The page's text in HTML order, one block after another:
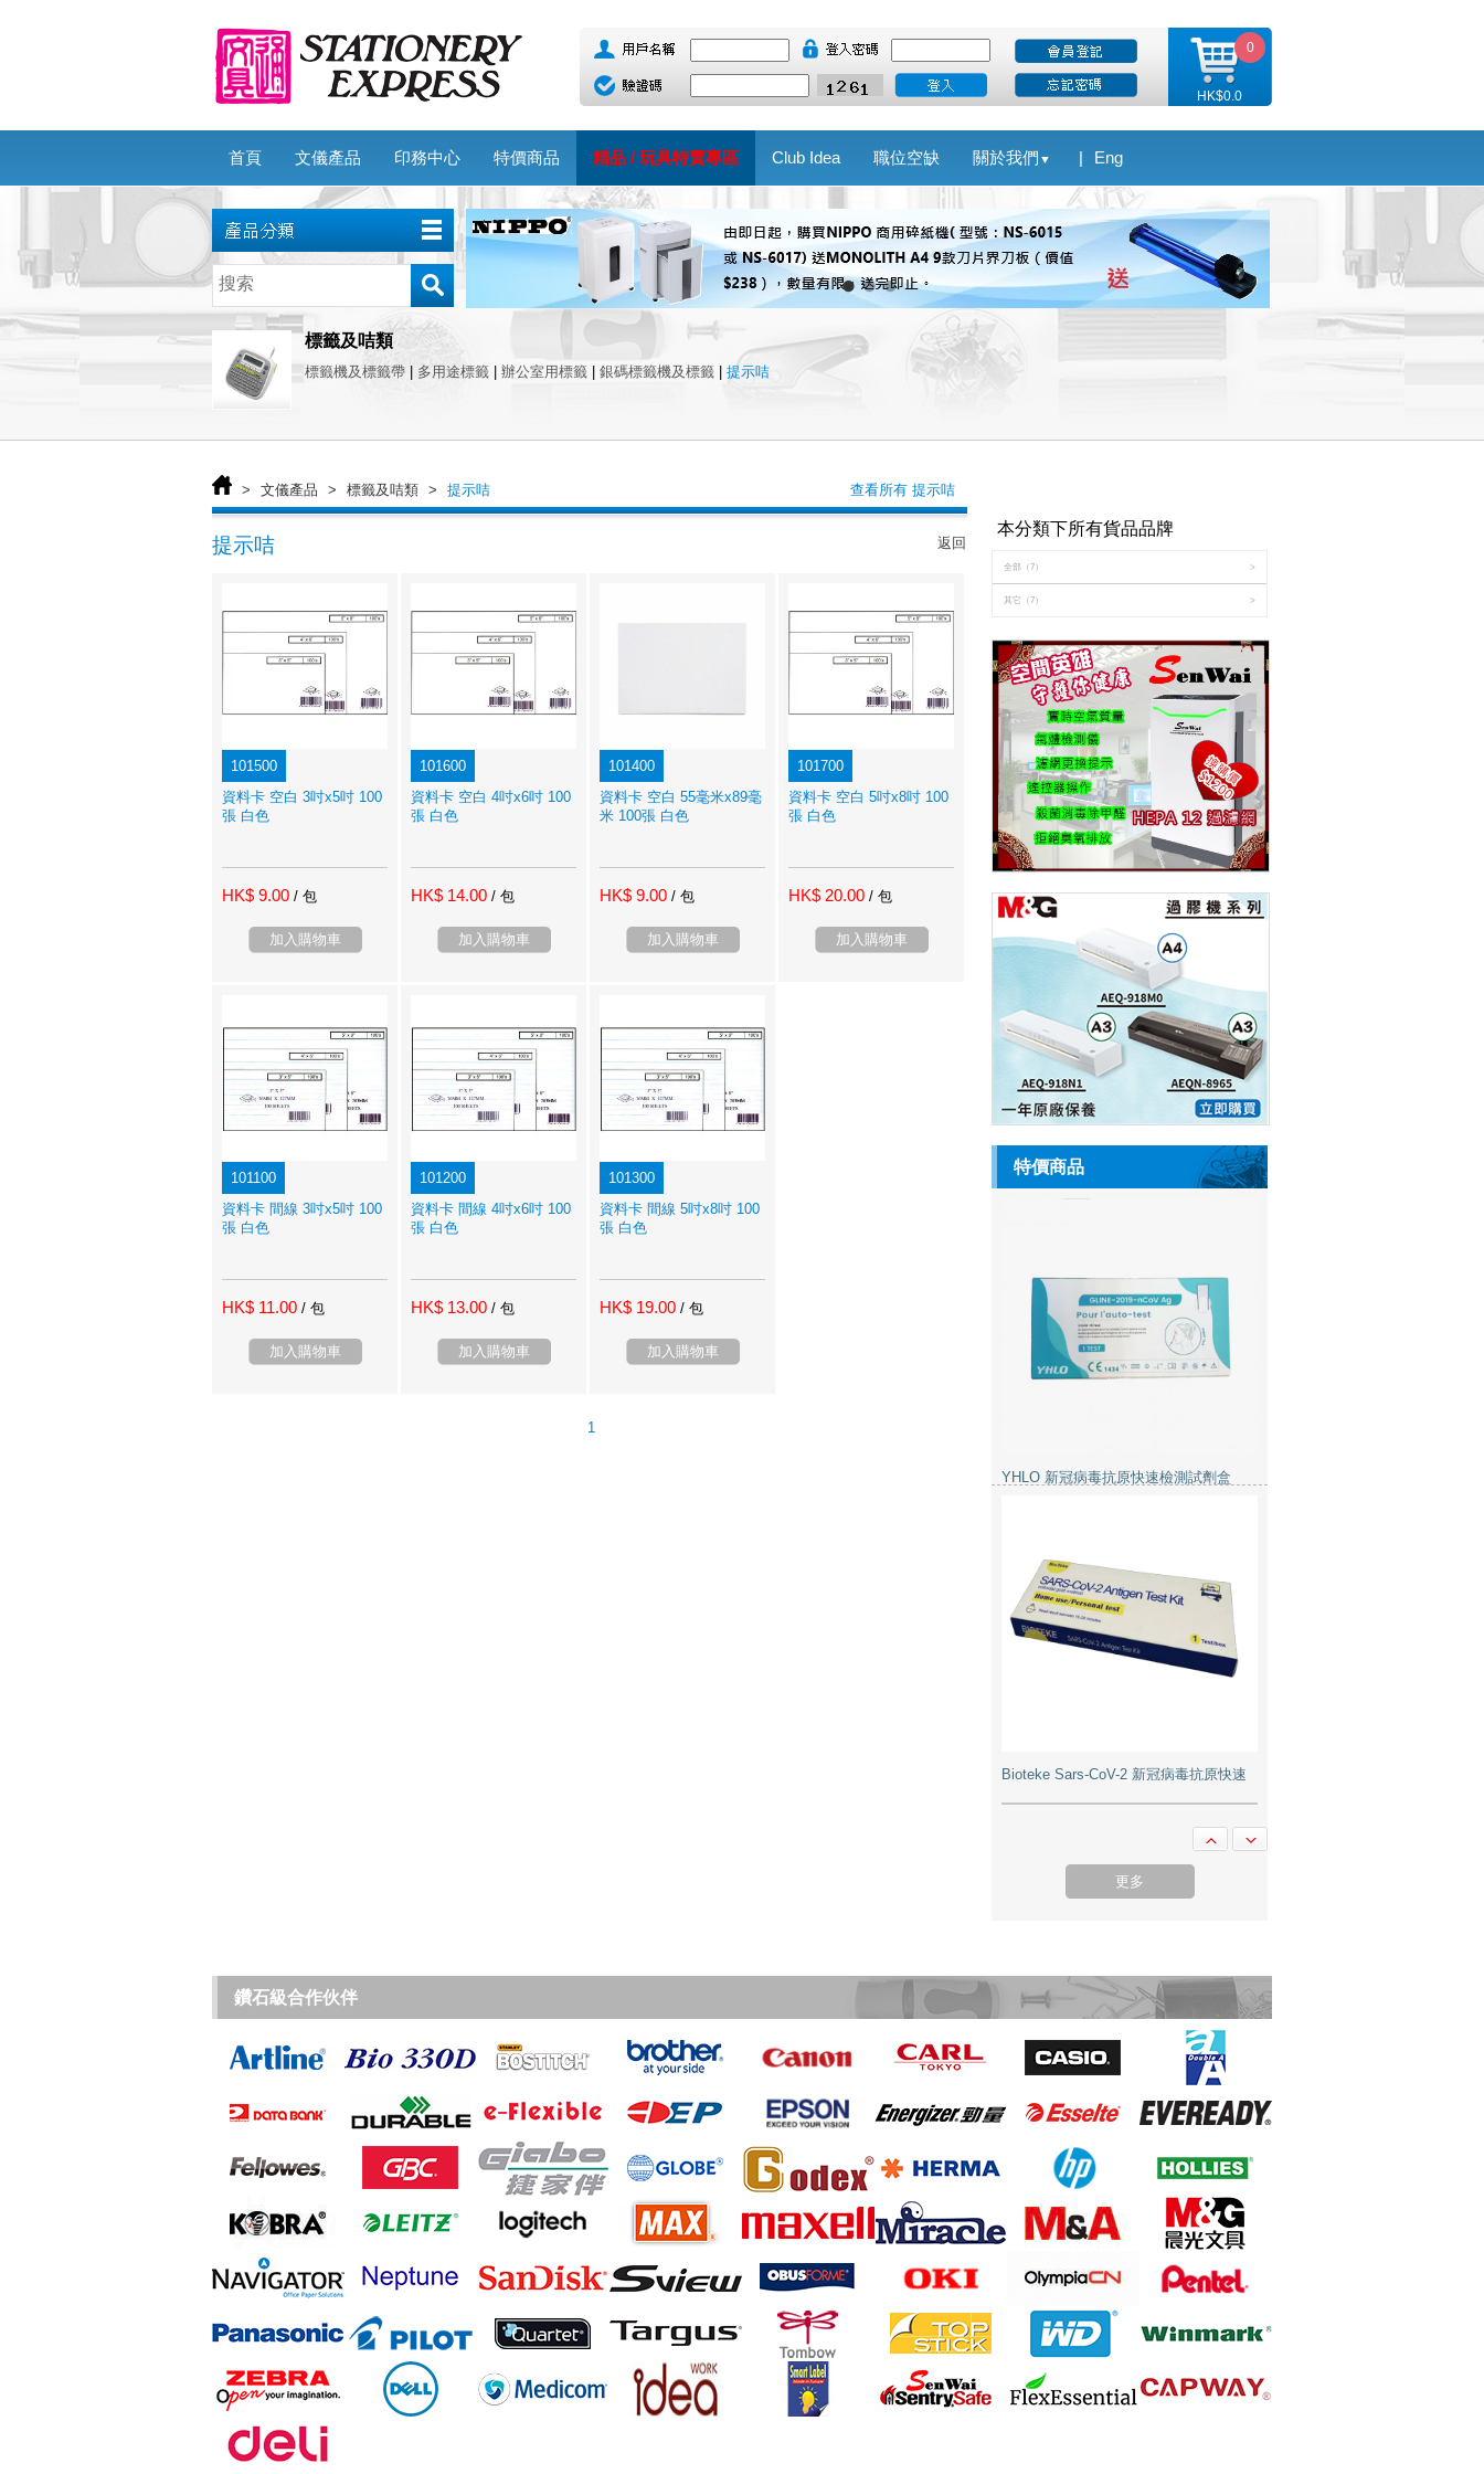
HK$0.0
0
首頁 文儀產品 印務中心 特價商品 精品 / 玩具特賣專區 Club Idea 職位空缺 關於我們 ▼ Eng
標籤及咭類
標籤機及標籤帶 多用途標籤 辦公室用標籤 銀碼標籤機及標籤 提示咭
> 文儀產品 > 標籤及咭類 > 提示咭 查看所有 提示咭
返回
提示咭
101500
資料卡 空白 3吋x5吋 100
張 白色
HK$ 9.00 / 包
加入購物車
101600
資料卡 空白 4吋x6吋 100
張 白色
HK$ 14.00 / 包
加入購物車
101400
資料卡 空白 55毫米x89毫
米 100張 白色
HK$ 9.00 / 包
加入購物車
101700
資料卡 空白 5吋x8吋 100
張 白色
HK$ 20.00 / 包
加入購物車
101100
資料卡 間線 3吋x5吋 100
張 白色
HK$ 11.00 / 包
加入購物車
101200
資料卡 間線 4吋x6吋 100
張 白色
HK$ 13.00 / 包
加入購物車
101300
資料卡 間線 5吋x8吋 100
張 白色
HK$ 19.00 / 包
加入購物車
1
本分類下所有貨品品牌
全部 （7） >
其它 （7） >
特價商品
YHLO 新冠病毒抗原快速檢測試劑盒
Bioteke Sars-CoV-2 新冠病毒抗原快速
檢測試劑盒
Pentel Floatune 0.5 BZN205 筆 - Black
Ideal 2265 條狀碎紙機 4亳米 8-9張
更多
鑽石級合作伙伴